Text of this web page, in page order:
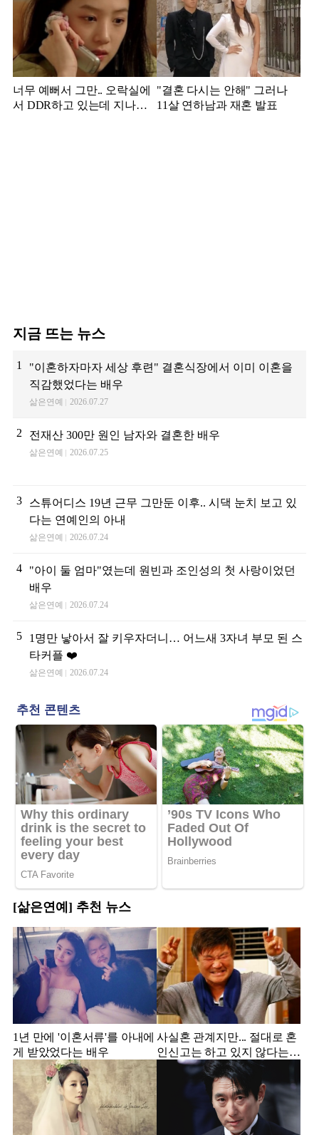
너무 예뻐서 그만.. 오락실에
서 DDR하고 있는데 지나가
"결혼 다시는 안해" 그러나
11살 연하남과 재혼 발표
지금 뜨는 뉴스
1
"이혼하자마자 세상 후련" 결혼식장에서 이미 이혼을
직감했었다는 배우
삶은연예 2026.07.27
2 전재산 300만 원인 남자와 결혼한 배우
삶은연예 2026.07.25
3
스튜어디스 19년 근무 그만둔 이후.. 시댁 눈치 보고 있
다는 연예인의 아내
삶은연예 2026.07.24
4
"아이 둘 엄마"였는데 원빈과 조인성의 첫 사랑이었던
배우
삶은연예 2026.07.24
5
1명만 낳아서 잘 키우자더니… 어느새 3자녀 부모 된 스
타커플 ❤️
삶은연예 2026.07.24
[삶은연예] 추천 뉴스
1년 만에 '이혼서류'를 아내에
게 받았었다는 배우
사실혼 관계지만... 절대로 혼
인신고는 하고 있지 않다는
배우